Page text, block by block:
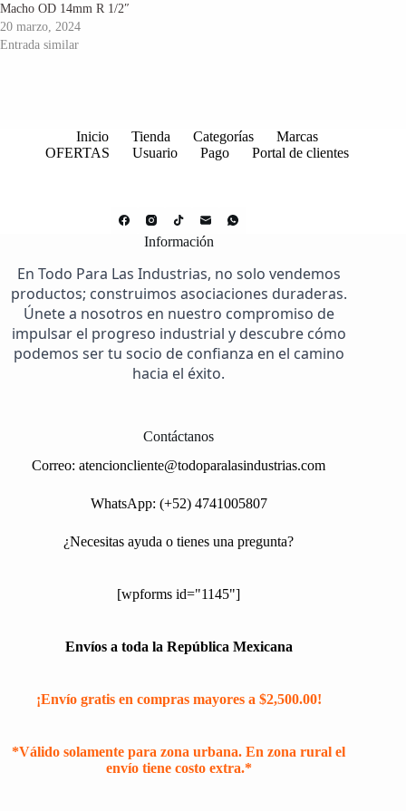
Macho OD 14mm R 1/2″
20 marzo, 2024
Entrada similar
Inicio Tienda Categorías
Marcas
OFERTAS
Usuario Pago Portal de clientes
Información
En Todo Para Las Industrias, no solo vendemos
productos; construimos asociaciones duraderas.
Únete a nosotros en nuestro compromiso de
impulsar el progreso industrial y descubre cómo
podemos ser tu socio de confianza en el camino
hacia el éxito.
Contáctanos
Correo:atencioncliente@todoparalasindustrias.com
WhatsApp: (+52) 4741005807
¿Necesitas ayuda o tienes una pregunta?
[wpforms id="1145"]
Envíos a toda la República Mexicana
¡Envío gratis en compras mayores a $2,500.00!
*Válido solamente para zona urbana. En zona rural el
envío tiene costo extra.*